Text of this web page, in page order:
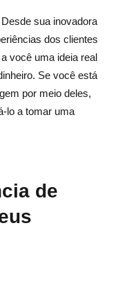
o Kiwi.com?
o atendimento ao
sua inovadora
dos clientes
você uma ideia real
Se você está
por meio deles,
lo a tomar uma
de